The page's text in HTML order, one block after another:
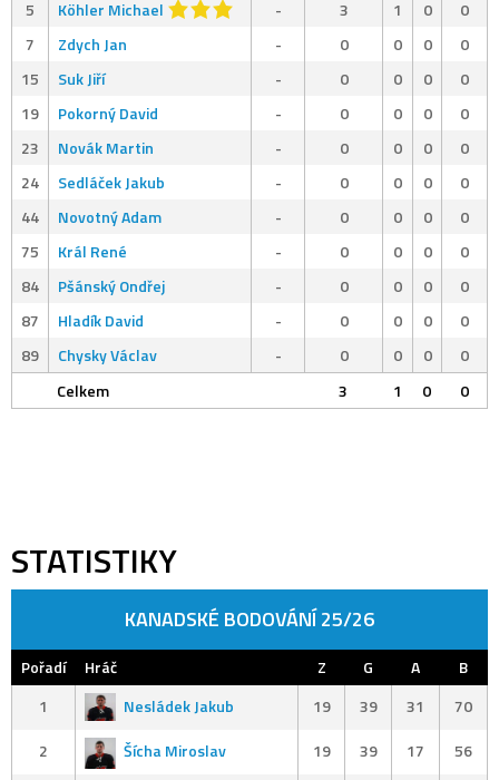
5 Köhler Michael - 3 1 0
0
7
Zdych Jan - 0 0 0
0
15
Suk Jiří - 0 0 0
0
19
Pokorný David - 0 0 0
0
23
Novák Martin - 0 0 0
0
24
Sedláček Jakub - 0 0 0
0
44
Novotný Adam - 0 0 0
0
75
Král René - 0 0 0
0
84
Pšánský Ondřej - 0 0 0
0
87
Hladík David - 0 0 0
0
89
Chysky Václav - 0 0 0
0
Celkem
3 1 0 0
STATISTIKY
KANADSKÉ BODOVÁNÍ 25/26
Pořadí Hráč Z G A
B
1
Nesládek Jakub 19 39 31
70
2
Šícha Miroslav 19 39 17
56